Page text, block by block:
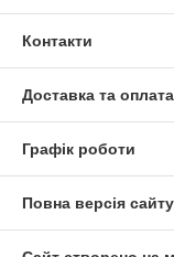
Контакти
Доставка та оплата
Графік роботи
Повна версія сайту